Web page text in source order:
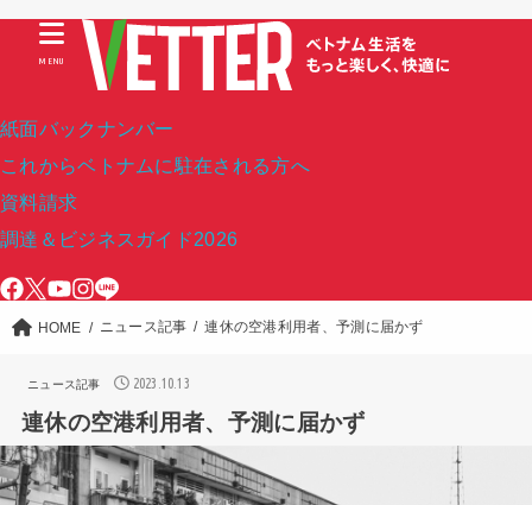
紙面バックナンバー
これからベトナムに駐在される方へ
資料請求
調達＆ビジネスガイド2026
MENU
HOME ニュース記事 連休の空港利用者、予測に届かず
ニュース記事 2023.10.13
連休の空港利用者、予測に届かず